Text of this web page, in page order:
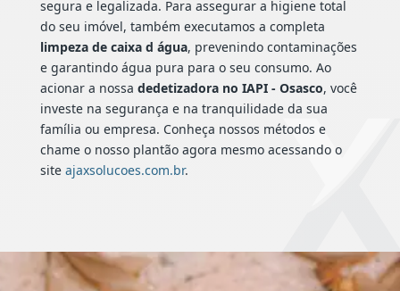
segura e legalizada. Para assegurar a higiene total
do seu imóvel, também executamos a completa
limpeza de caixa d água, prevenindo contaminações
e garantindo água pura para o seu consumo. Ao
acionar a nossa dedetizadora no IAPI - Osasco, você
investe na segurança e na tranquilidade da sua
família ou empresa. Conheça nossos métodos e
chame o nosso plantão agora mesmo acessando o
site ajaxsolucoes.com.br.